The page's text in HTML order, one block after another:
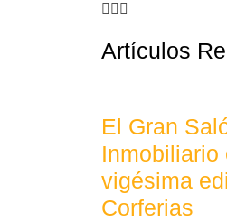
Artículos
El Gran
Inmobiliario
vigésima
Corferias